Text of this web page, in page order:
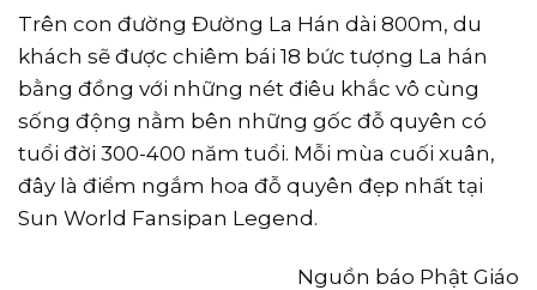
Trên con đường Đường La Hán dài 800m, du
khách sẽ được chiêm bái 18 bức tượng La hán
bằng đồng với những nét điêu khắc vô cùng
sống động nằm bên những gốc đỗ quyên có
tuổi đời 300-400 năm tuổi. Mỗi mùa cuối xuân,
đây là điểm ngắm hoa đỗ quyên đẹp nhất tại
Sun World Fansipan Legend.
Nguồn báo Phật Giáo